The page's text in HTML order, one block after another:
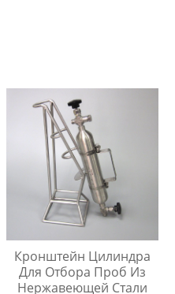
Кронштейн Цилиндра
Для Отбора Проб Из
Нержавеющей Стали